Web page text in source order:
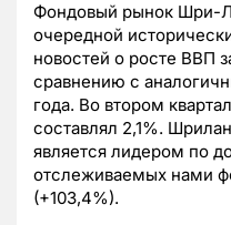
Фондовый рынок Шри-
очередной
новостей о росте ВВП
сравнению с
года. Во втором
составлял 2,1%.
является лидером по
отслеживаемых нами
(+103,4%).